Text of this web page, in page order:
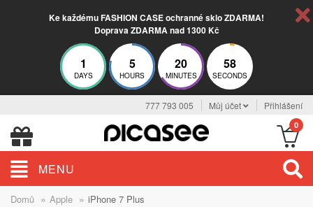
Ke každému FASHION CASE ochranné sklo ZDARMA!
Doprava ZDARMA nad 1300 Kč
1
DAYS
5
HOURS
20
MINUTES
58
SECONDS
777 793 005 Můj účet Přihlášení
0
MENU
Domů » Apple » iPhone 7 Plus